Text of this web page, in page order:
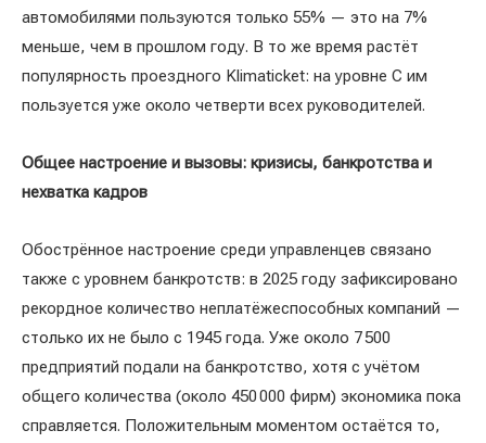
автомобилями пользуются только 55% — это на 7%
меньше, чем в прошлом году. В то же время растёт
популярность проездного Klimaticket: на уровне C им
пользуется уже около четверти всех руководителей.
Общее настроение и вызовы: кризисы, банкротства и
нехватка кадров
Обострённое настроение среди управленцев связано
также с уровнем банкротств: в 2025 году зафиксировано
рекордное количество неплатёжеспособных компаний —
столько их не было с 1945 года. Уже около 7 500
предприятий подали на банкротство, хотя с учётом
общего количества (около 450 000 фирм) экономика пока
справляется. Положительным моментом остаётся то,